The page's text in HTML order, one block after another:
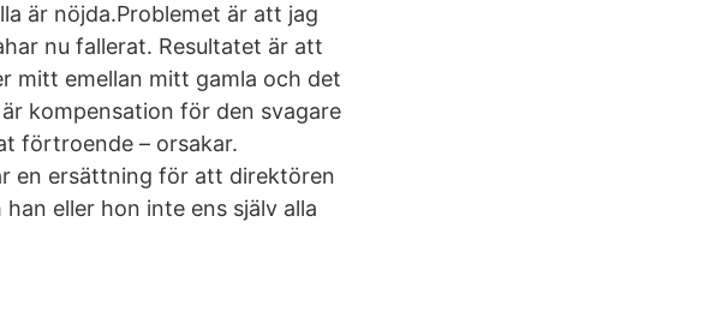
är nöjda.Problemet är att jag
nu fallerat. Resultatet är att
mitt emellan mitt gamla och det
kompensation för den svagare
förtroende – orsakar.
en ersättning för att direktören
eller hon inte ens själv alla